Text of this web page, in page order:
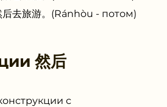
后去旅游。(Ránhòu - потом)
然后
с